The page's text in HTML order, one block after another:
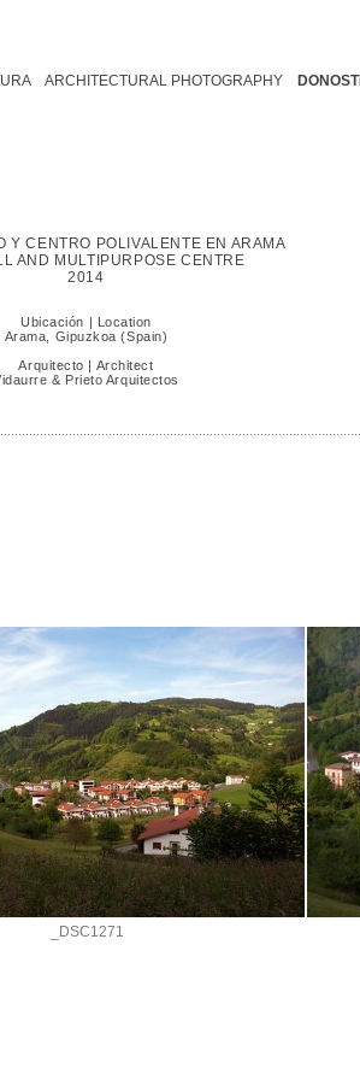
_DSC1271
Y CENTRO POLIVALENTE EN ARAMA
AND MULTIPURPOSE CENTRE
2014
Ubicación | Location
Arama, Gipuzkoa (Spain)
Arquitecto | Architect
& Prieto Arquitectos
ARCHITECTURAL PHOTOGRAPHY